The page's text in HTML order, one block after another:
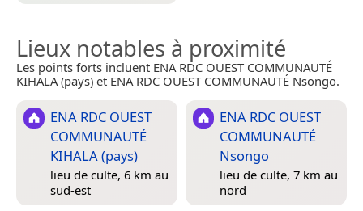
Lieux notables à proximité
Les points forts incluent ENA RDC OUEST COMMUNAUTÉ
KIHALA (pays) et ENA RDC OUEST COMMUNAUTÉ Nsongo.
ENA RDC OUEST
COMMUNAUTÉ
KIHALA (pays)
lieu de culte, 6 km au
sud-est
ENA RDC OUEST
COMMUNAUTÉ
Nsongo
lieu de culte, 7 km au
nord